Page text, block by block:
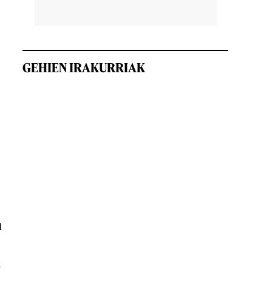
GEHIEN IRAKURRIAK